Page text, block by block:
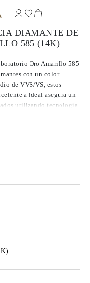
DIAMANTE DE
585 (14K)
Oro Amarillo 585
con un color
de VVS/VS, estos
a ideal asegura un
utilizando tecnología